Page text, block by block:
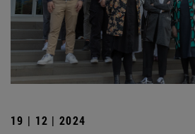
19 | 12 | 2024